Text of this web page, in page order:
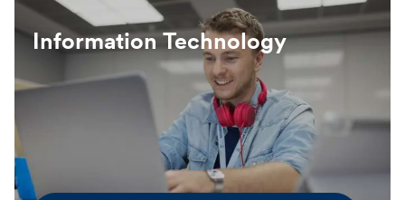
Information Technology